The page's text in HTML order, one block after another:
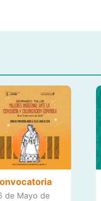
de Mayo de